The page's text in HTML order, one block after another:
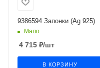
9386594 Запонки (Ag 925)
Мало
4 715 ₽/шт
В КОРЗИНУ